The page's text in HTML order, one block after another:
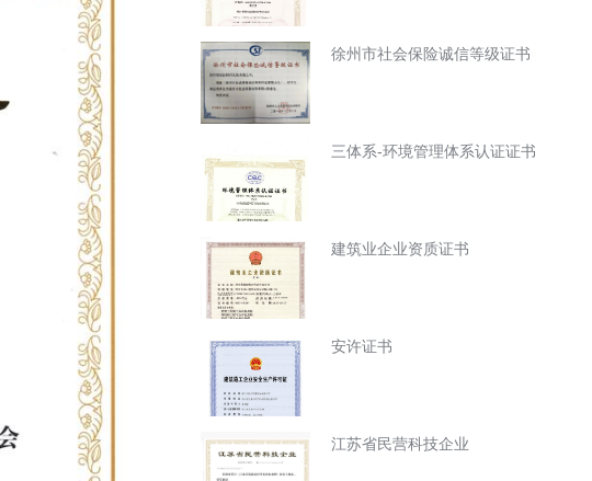
徐州市社会保险诚信等级证书
三体系-环境管理体系认证证书
建筑业企业资质证书
安许证书
江苏省民营科技企业